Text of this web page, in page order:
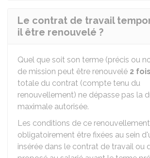
Le contrat de travail
il être renouvelé ?
Quel que soit son terme (précis ou
de mission peut être renouvelé 2 fois
totale du contrat (compte tenu du
renouvellement) ne dépasse pas la
maximale autorisée.
Les conditions de ce
obligatoirement être fixées au sein
insérée dans le contrat de travail ou